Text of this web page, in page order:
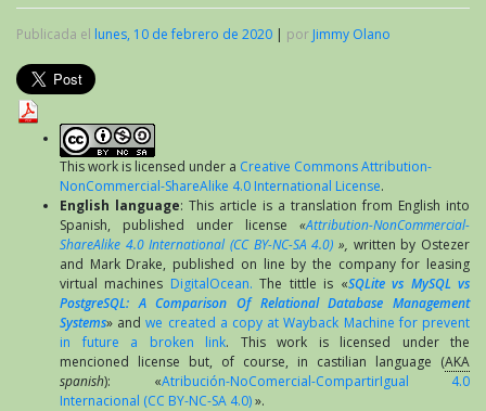
Publicada el lunes, 10 de febrero de 2020 | por Jimmy Olano
This work is licensed under a Creative Commons Attribution-
NonCommercial-ShareAlike 4.0 International License.
English language: This article is a translation from English into
Spanish, published under license «Attribution-NonCommercial-
ShareAlike 4.0 International (CC BY-NC-SA 4.0) », written by Ostezer
and Mark Drake, published on line by the company for leasing
virtual machines DigitalOcean. The tittle is «SQLite vs MySQL vs
PostgreSQL: A Comparison Of Relational Database Management
Systems» andwe created a copy at Wayback Machine for prevent
in future a broken link. This work is licensed under the
mencioned license but, of course, in castilian language (AKA
spanish): «Atribución-NoComercial-CompartirIgual 4.0
Internacional (CC BY-NC-SA 4.0)».